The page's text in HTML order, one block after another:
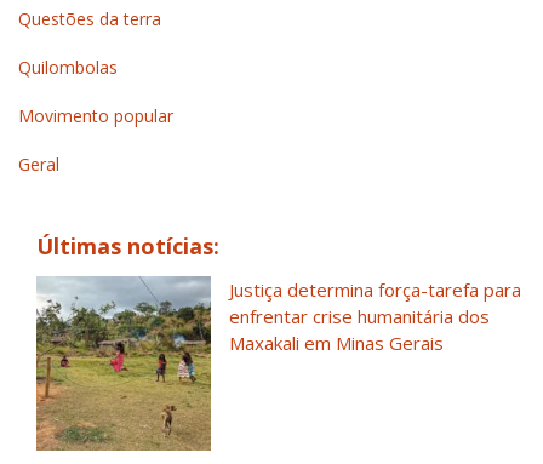
Questões da terra
Quilombolas
Movimento popular
Geral
Últimas notícias:
Justiça determina força-tarefa para
enfrentar crise humanitária dos
Maxakali em Minas Gerais